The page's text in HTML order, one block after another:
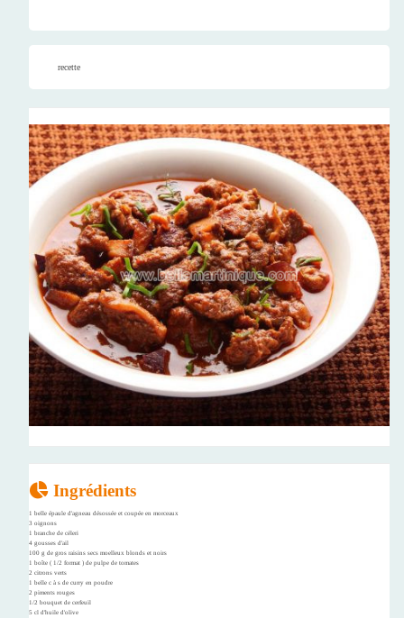
recette
Ingrédients
1 belle épaule d'agneau désossée et coupée en morceaux
3 oignons
1 branche de céleri
4 gousses d'ail
100 g de gros raisins secs moelleux blonds et noirs
1 boîte ( 1/2 format ) de pulpe de tomates
2 citrons verts
1 belle c à s de curry en poudre
2 piments rouges
1/2 bouquet de cerfeuil
5 cl d'huile d'olive